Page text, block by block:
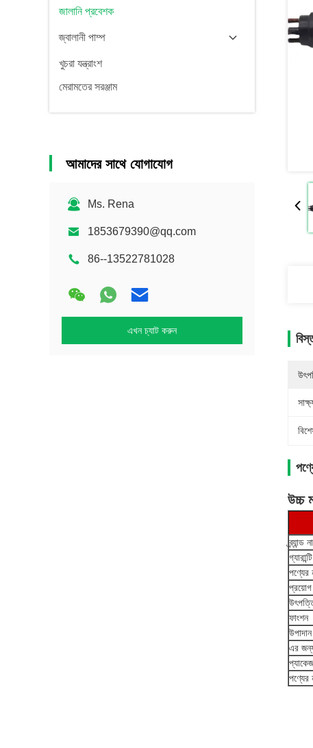
জালানি প্রবেশক
জ্বালানী পাম্প
খুচরা যন্ত্রাংশ
মেরামতের সরঞ্জাম
আমাদের সাথে যোগাযোগ
Ms. Rena
1853679390@qq.com
86--13522781028
এখন চ্যাট করুন
উচ্চ
ব্র্যান্ড
গ্যারান্টি
পণ্যের
প্রয়োগ
ফাংশন
উপাদান
এর
প্যাকেজ
পণ্যের